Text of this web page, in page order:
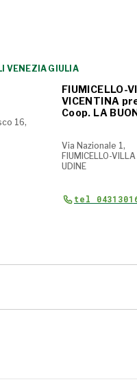
VENEZIA GIULIA
16,
FIUMICELLO-
VICENTINA
Coop. LA
Via Nazionale 1,
FIUMICELLO-
UDINE
tel